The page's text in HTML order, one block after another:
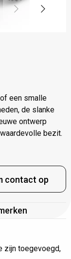
een smalle
de slanke
ontwerp
bezit.
contact op
zijn toegevoegd,